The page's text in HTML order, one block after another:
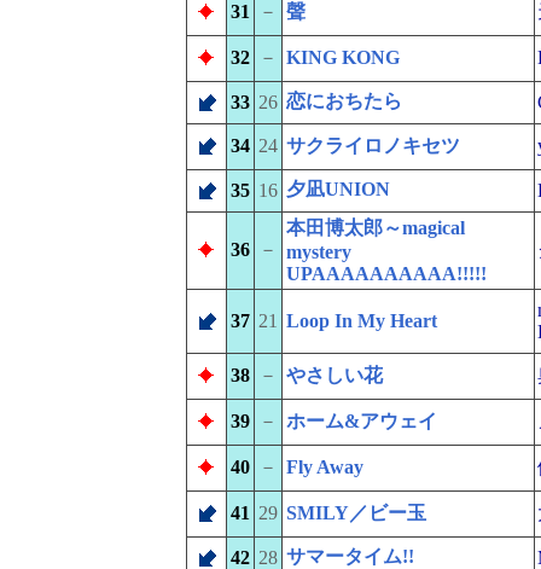
31 － 聲
32 － KING KONG
33 26 恋におちたら
34 24 サクライロノキセツ
35 16 夕凪UNION
36 －
本田博太郎～magical
mystery
UPAAAAAAAAAA!!!!!
37 21 Loop In My Heart
38 － やさしい花
39 － ホーム&アウェイ
40 － Fly Away
41 29 SMILY／ビー玉
42 28 サマータイム!!